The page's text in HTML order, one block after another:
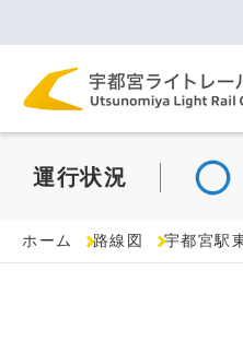
運行状況
ホーム 路線図 宇都宮駅